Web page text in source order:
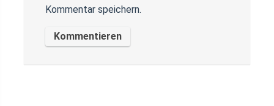
Kommentar speichern.